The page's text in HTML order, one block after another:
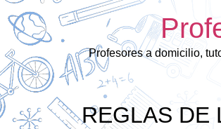
Profesores a domicilio,
REGLAS DE